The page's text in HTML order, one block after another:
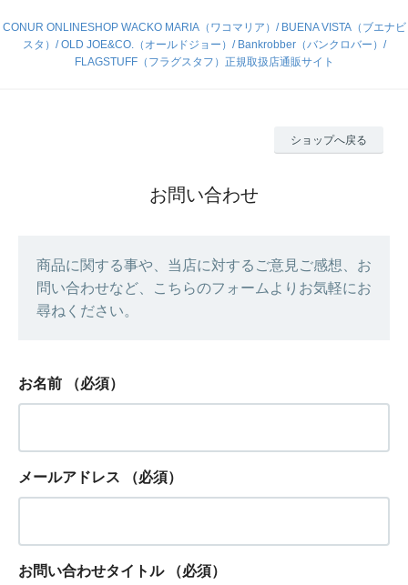
CONUR ONLINESHOP WACKO MARIA（ワコマリア）/ BUENA VISTA（ブエナビ
スタ）/ OLD JOE&CO.（オールドジョー）/ Bankrobber（バンクロバー）/
FLAGSTUFF（フラグスタフ）正規取扱店通販サイト
ショップへ戻る
お問い合わせ
商品に関する事や、当店に対するご意見ご感想、お
問い合わせなど、こちらのフォームよりお気軽にお
尋ねください。
お名前 （必須）
メールアドレス （必須）
お問い合わせタイトル （必須）